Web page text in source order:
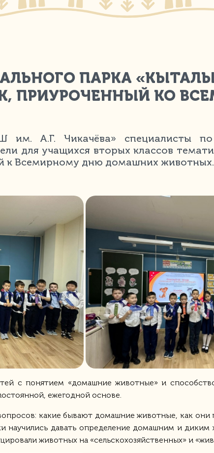
ПАРКА
ПРИУРОЧЕННЫЙ КО
А.Г. Чикачёва» специалисты по
для учащихся вторых классов
к Всемирному дню домашних животных.
с понятием «домашние животные» и
ежегодной основе.
какие бывают домашние животные, как
научились давать определение домашним и диким
животных на «сельскохозяйственных» и